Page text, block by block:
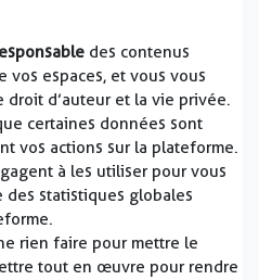
des contenus
vos espaces, et vous vous
droit d’auteur et la vie privée.
certaines données sont
vos actions sur la plateforme.
à les utiliser pour vous
statistiques globales
rien faire pour mettre le
tout en œuvre pour rendre